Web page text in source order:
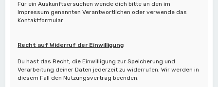
Für ein Auskunftsersuchen wende dich bitte an den im
Impressum genannten Verantwortlichen oder verwende das
Kontaktformular.
Recht auf Widerruf der Einwilligung
Du hast das Recht, die Einwilligung zur Speicherung und
Verarbeitung deiner Daten jederzeit zu widerrufen. Wir werden in
diesem Fall den Nutzungsvertrag beenden.